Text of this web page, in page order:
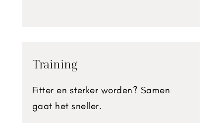
Training
Fitter en sterker worden? Samen
gaat het sneller.